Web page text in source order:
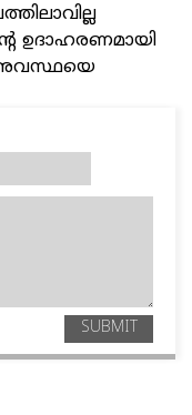
ഉദാഹരണമായി
അവസ്ഥയെ
SUBMIT